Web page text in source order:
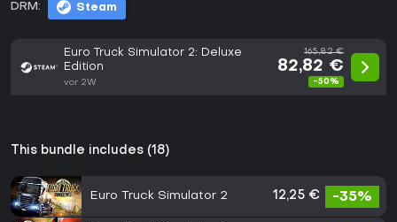
DRM: Steam
Euro Truck Simulator 2: Deluxe
Edition
vor 2W
165,82 €
82,82 €
-50%
This bundle includes (18)
Euro Truck Simulator 2 12,25 € -35%